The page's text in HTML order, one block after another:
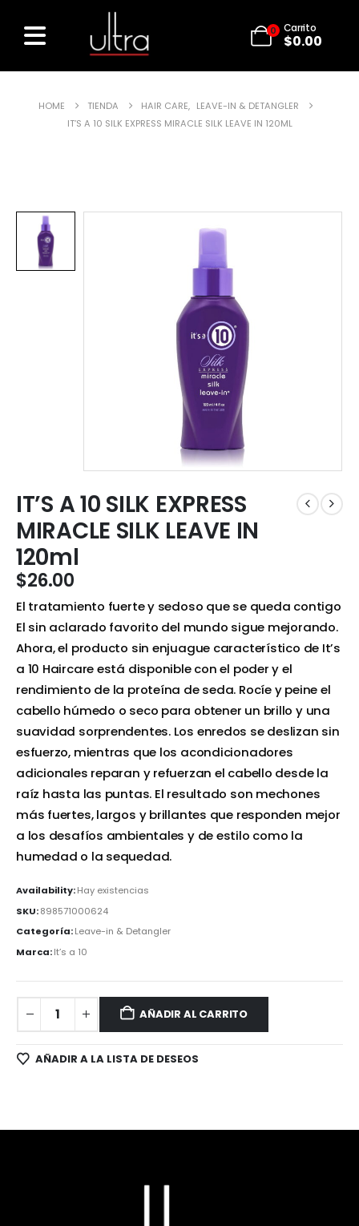
0 Carrito
$0.00
HOME TIENDA HAIR CARE, LEAVE-IN & DETANGLER
IT’S A 10 SILK EXPRESS MIRACLE SILK LEAVE IN 120ML
IT’S A 10 SILK EXPRESS
MIRACLE SILK LEAVE IN
120ml
$26.00
El tratamiento fuerte y sedoso que se queda contigo
El sin aclarado favorito del mundo sigue mejorando.
Ahora, el producto sin enjuague característico de It’s
a 10 Haircare está disponible con el poder y el
rendimiento de la proteína de seda. Rocíe y peine el
cabello húmedo o seco para obtener un brillo y una
suavidad sorprendentes. Los enredos se deslizan sin
esfuerzo, mientras que los acondicionadores
adicionales reparan y refuerzan el cabello desde la
raíz hasta las puntas. El resultado son mechones
más fuertes, largos y brillantes que responden mejor
a los desafíos ambientales y de estilo como la
humedad o la sequedad.
Availability:Hay existencias
SKU:898571000624
Categoría:Leave-in & Detangler
Marca:It’s a 10
AÑADIR AL CARRITO
AÑADIR A LA LISTA DE DESEOS